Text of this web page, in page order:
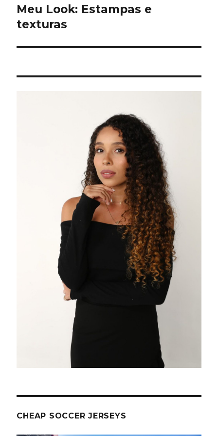
de
Post
Meu Look: Estampas e
texturas
CHEAP SOCCER JERSEYS